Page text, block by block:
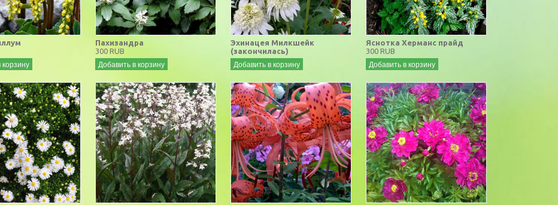
корзину
Пахизандра
300 RUB
Добавить в корзину
Эхинацея Милкшейк
(закончилась)
Добавить в корзину
Яснотка Херманс прайд
300 RUB
Добавить в корзину